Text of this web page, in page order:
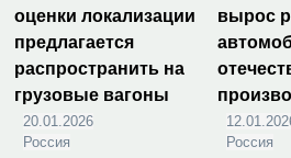
оценки локализации
предлагается
распространить на
грузовые вагоны
20.01.2026
Россия
вырос
Россия